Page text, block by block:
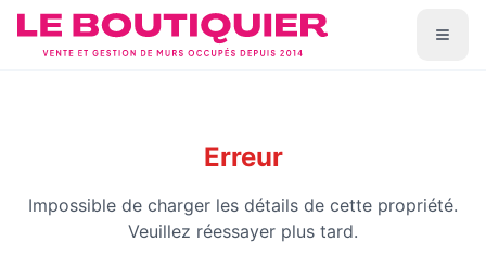
Erreur
Impossible de charger les détails de cette propriété.
Veuillez réessayer plus tard.